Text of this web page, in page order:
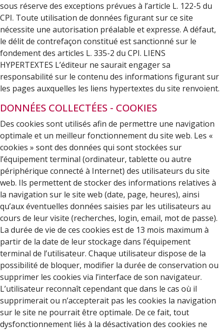
sous réserve des exceptions prévues à l’article L. 122-5 du
CPI. Toute utilisation de données figurant sur ce site
nécessite une autorisation préalable et expresse. A défaut,
le délit de contrefaçon constitué est sanctionné sur le
fondement des articles L. 335-2 du CPI. LIENS
HYPERTEXTES L’éditeur ne saurait engager sa
responsabilité sur le contenu des informations figurant sur
les pages auxquelles les liens hypertextes du site renvoient.
DONNÉES COLLECTÉES - COOKIES
Des cookies sont utilisés afin de permettre une navigation
optimale et un meilleur fonctionnement du site web. Les «
cookies » sont des données qui sont stockées sur
l’équipement terminal (ordinateur, tablette ou autre
périphérique connecté à Internet) des utilisateurs du site
web. Ils permettent de stocker des informations relatives à
la navigation sur le site web (date, page, heures), ainsi
qu’aux éventuelles données saisies par les utilisateurs au
cours de leur visite (recherches, login, email, mot de passe).
La durée de vie de ces cookies est de 13 mois maximum à
partir de la date de leur stockage dans l’équipement
terminal de l’utilisateur. Chaque utilisateur dispose de la
possibilité de bloquer, modifier la durée de conservation ou
supprimer les cookies via l’interface de son navigateur.
L’utilisateur reconnaît cependant que dans le cas où il
supprimerait ou n’accepterait pas les cookies la navigation
sur le site ne pourrait être optimale. De ce fait, tout
dysfonctionnement liés à la désactivation des cookies ne